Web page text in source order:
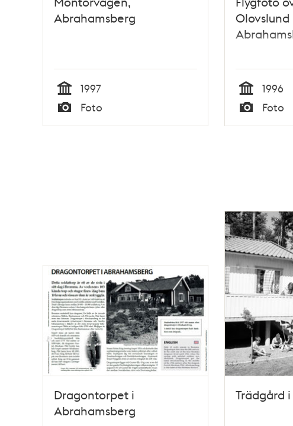
Abrahamsberg
Tid
1997
Typ
Foto
Olovslund
Tid
1996
Typ
Foto
Dragontorpet i
Abrahamsberg
Trädgård